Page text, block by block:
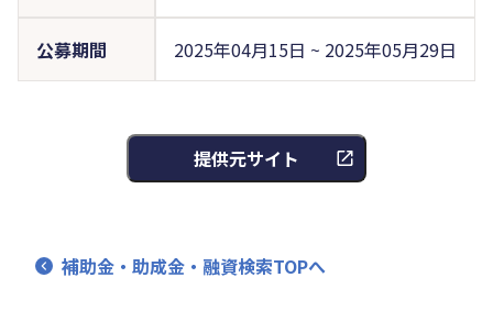
公募期間 2025年04月15日 ~ 2025年05月29日
提供元サイト
補助金・助成金・融資検索TOPへ